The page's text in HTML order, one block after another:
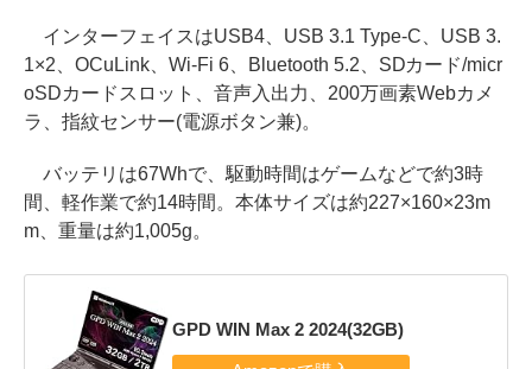
インターフェイスはUSB4、USB 3.1 Type-C、USB 3.
1×2、OCuLink、Wi-Fi 6、Bluetooth 5.2、SDカード/micr
oSDカードスロット、音声入出力、200万画素Webカメ
ラ、指紋センサー(電源ボタン兼)。
バッテリは67Whで、駆動時間はゲームなどで約3時
間、軽作業で約14時間。本体サイズは約227×160×23m
m、重量は約1,005g。
GPD WIN Max 2 2024(32GB)